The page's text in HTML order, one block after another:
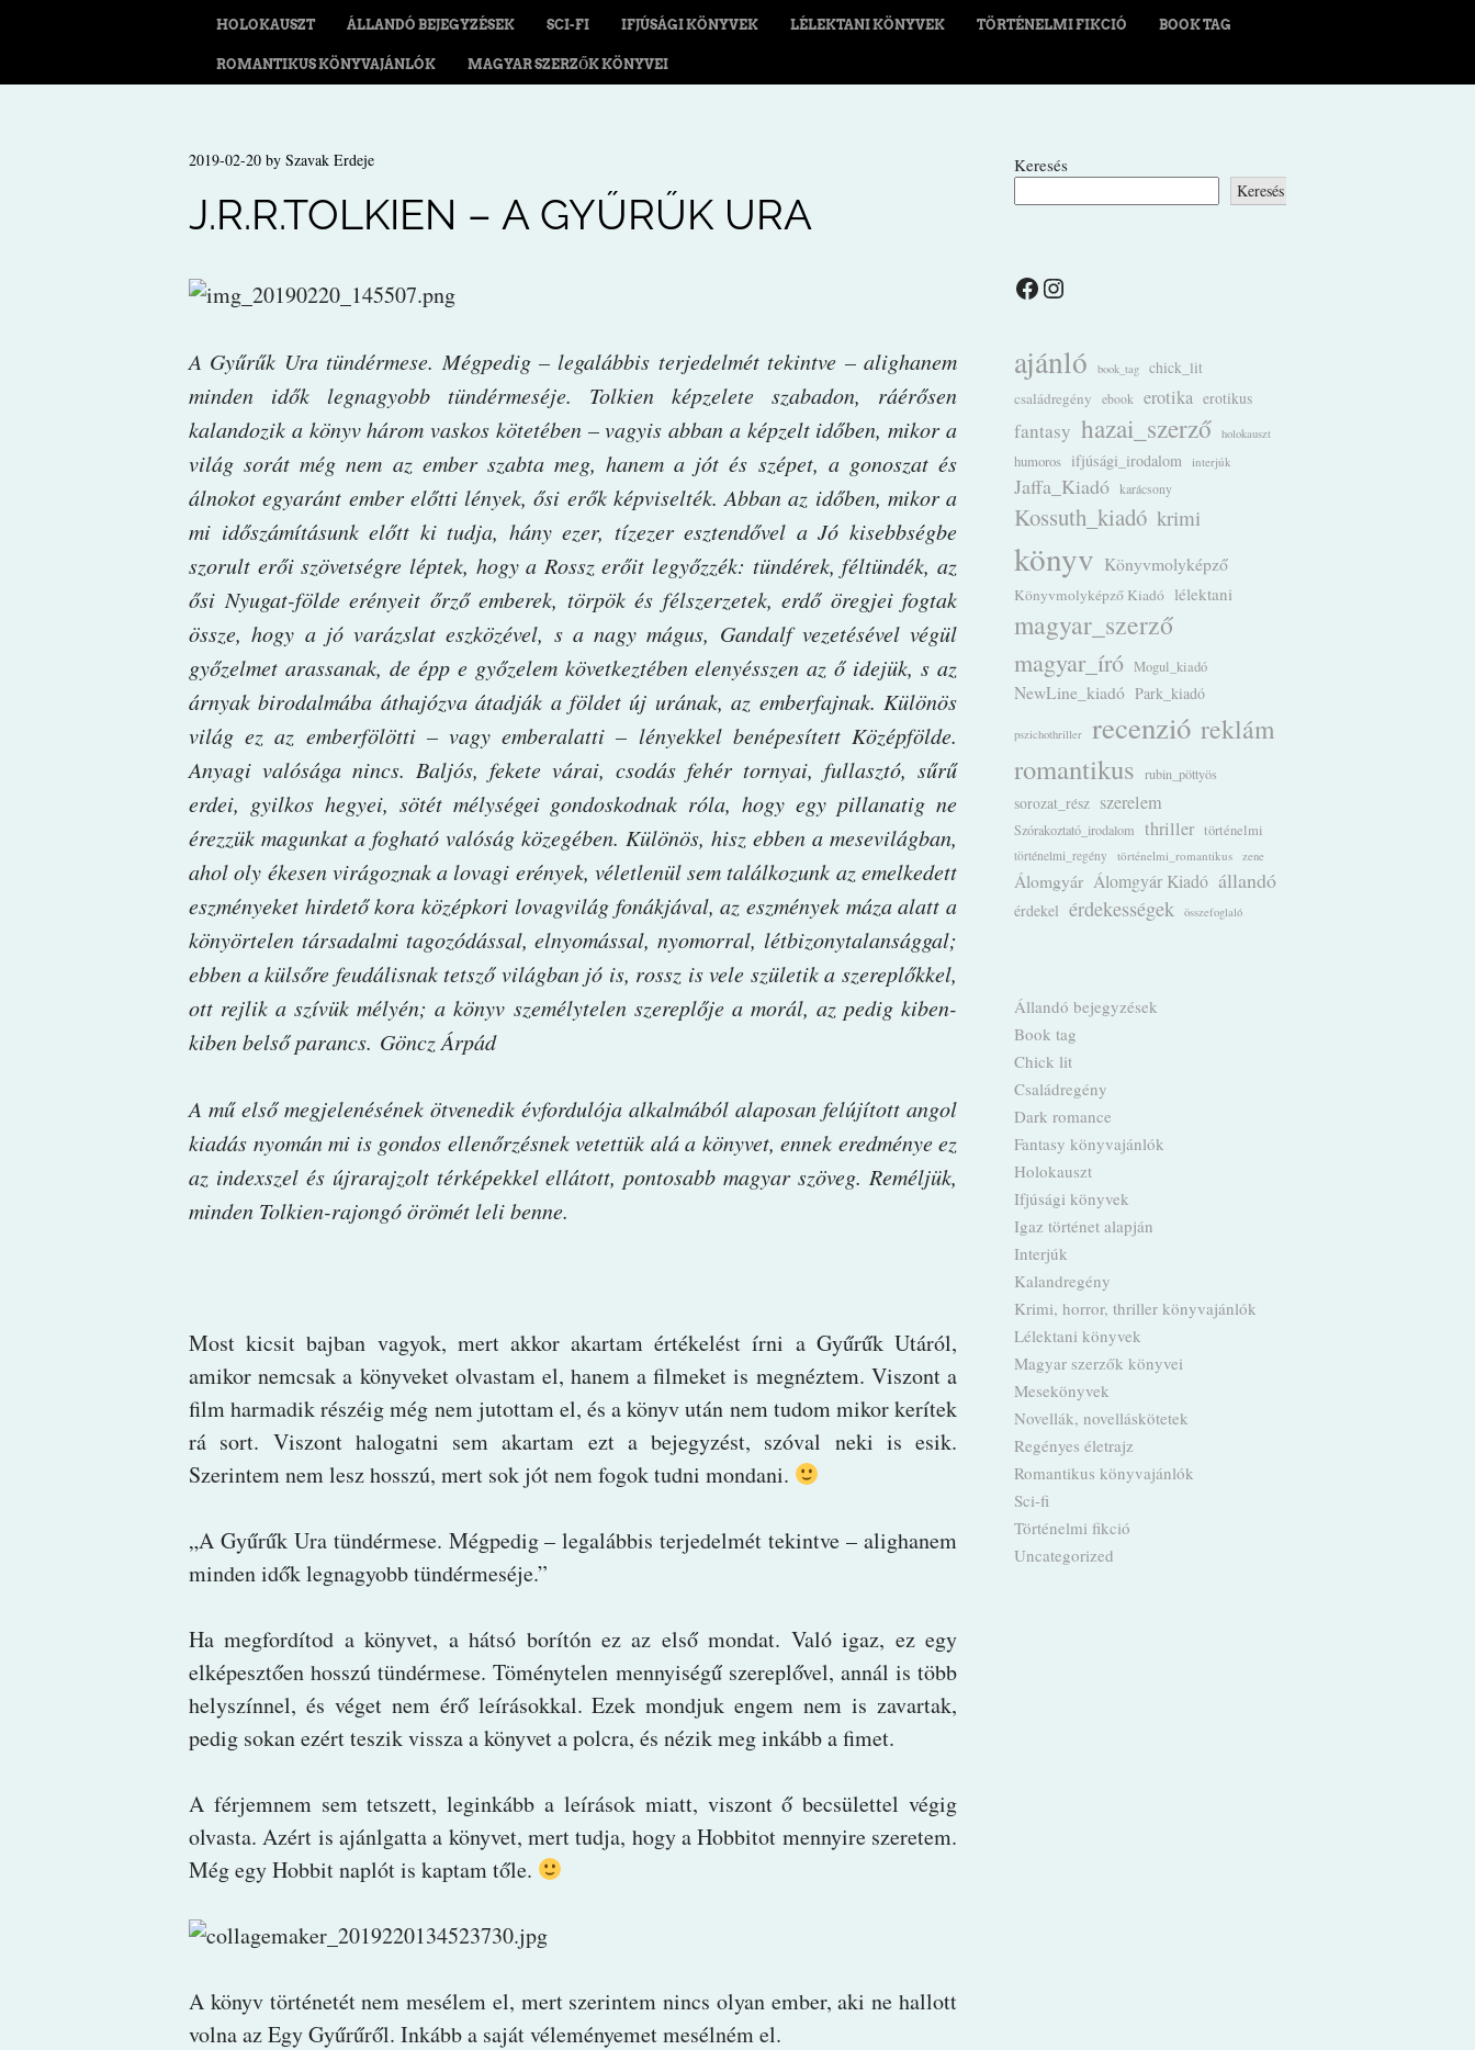
HOLOKAUSZT ÁLLANDÓ BEJEGYZÉSEK SCI-FI IFJÚSÁGI KÖNYVEK LÉLEKTANI KÖNYVEK TÖRTÉNELMI FIKCIÓ BOOK TAG
ROMANTIKUS KÖNYVAJÁNLÓK MAGYAR SZERZŐK KÖNYVEI
2019-02-20 by Szavak Erdeje
J.R.R.TOLKIEN – A GYŰRŰK URA
A ​Gyűrűk Ura tündérmese. Mégpedig – legalábbis terjedelmét tekintve – alighanem
minden idők legnagyobb tündérmeséje. Tolkien képzelete szabadon, ráérősen
kalandozik a könyv három vaskos kötetében – vagyis abban a képzelt időben, mikor a
világ sorát még nem az ember szabta meg, hanem a jót és szépet, a gonoszat és
álnokot egyaránt ember előtti lények, ősi erők képviselték. Abban az időben, mikor a
mi időszámításunk előtt ki tudja, hány ezer, tízezer esztendővel a Jó kisebbségbe
szorult erői szövetségre léptek, hogy a Rossz erőit legyőzzék: tündérek, féltündék, az
ősi Nyugat-földe erényeit őrző emberek, törpök és félszerzetek, erdő öregjei fogtak
össze, hogy a jó varázslat eszközével, s a nagy mágus, Gandalf vezetésével végül
győzelmet arassanak, de épp e győzelem következtében elenyésszen az ő idejük, s az
árnyak birodalmába áthajózva átadják a földet új urának, az emberfajnak. Különös
világ ez az emberfölötti – vagy emberalatti – lényekkel benépesített Középfölde.
Anyagi valósága nincs. Baljós, fekete várai, csodás fehér tornyai, fullasztó, sűrű
erdei, gyilkos hegyei, sötét mélységei gondoskodnak róla, hogy egy pillanatig ne
érezzük magunkat a fogható valóság közegében. Különös, hisz ebben a mesevilágban,
ahol oly ékesen virágoznak a lovagi erények, véletlenül sem találkozunk az emelkedett
eszményeket hirdető kora középkori lovagvilág fonákjával, az eszmények máza alatt a
könyörtelen társadalmi tagozódással, elnyomással, nyomorral, létbizonytalansággal;
ebben a külsőre feudálisnak tetsző világban jó is, rossz is vele születik a szereplőkkel,
ott rejlik a szívük mélyén; a könyv személytelen szereplője a morál, az pedig kiben-
kiben belső parancs. Göncz Árpád
A mű első megjelenésének ötvenedik évfordulója alkalmából alaposan felújított angol
kiadás nyomán mi is gondos ellenőrzésnek vetettük alá a könyvet, ennek eredménye ez
az indexszel és újrarajzolt térképekkel ellátott, pontosabb magyar szöveg. Reméljük,
minden Tolkien-rajongó örömét leli benne.
Most kicsit bajban vagyok, mert akkor akartam értékelést írni a Gyűrűk Utáról,
amikor nemcsak a könyveket olvastam el, hanem a filmeket is megnéztem. Viszont a
film harmadik részéig még nem jutottam el, és a könyv után nem tudom mikor kerítek
rá sort. Viszont halogatni sem akartam ezt a bejegyzést, szóval neki is esik.
Szerintem nem lesz hosszú, mert sok jót nem fogok tudni mondani.
„A ​Gyűrűk Ura tündérmese. Mégpedig – legalábbis terjedelmét tekintve – alighanem
minden idők legnagyobb tündérmeséje.”
Ha megfordítod a könyvet, a hátsó borítón ez az első mondat. Való igaz, ez egy
elképesztően hosszú tündérmese. Töménytelen mennyiségű szereplővel, annál is több
helyszínnel, és véget nem érő leírásokkal. Ezek mondjuk engem nem is zavartak,
pedig sokan ezért teszik vissza a könyvet a polcra, és nézik meg inkább a fimet.
A férjemnem sem tetszett, leginkább a leírások miatt, viszont ő becsülettel végig
olvasta. Azért is ajánlgatta a könyvet, mert tudja, hogy a Hobbitot mennyire szeretem.
Még egy Hobbit naplót is kaptam tőle.
A könyv történetét nem mesélem el, mert szerintem nincs olyan ember, aki ne hallott
volna az Egy Gyűrűről. Inkább a saját véleményemet mesélném el.
Keresés
Keresés
Facebook Instagram
ajánló book_tag
chick_lit
családregény
ebook erotika erotikus
fantasy hazai_szerző holokauszt
humoros ifjúsági_irodalom interjúk
Jaffa_Kiadó karácsony
Kossuth_kiadó krimi
könyv Könyvmolyképző
Könyvmolyképző Kiadó lélektani
magyar_szerző
magyar_író Mogul_kiadó
NewLine_kiadó Park_kiadó
pszichothriller recenzió reklám
romantikus rubin_pöttyös
sorozat_rész szerelem
Szórakoztató_irodalom thriller történelmi
történelmi_regény történelmi_romantikus zene
Álomgyár Álomgyár Kiadó állandó
érdekel érdekességek összefoglaló
Állandó bejegyzések
Book tag
Chick lit
Családregény
Dark romance
Fantasy könyvajánlók
Holokauszt
Ifjúsági könyvek
Igaz történet alapján
Interjúk
Kalandregény
Krimi, horror, thriller könyvajánlók
Lélektani könyvek
Magyar szerzők könyvei
Mesekönyvek
Novellák, novelláskötetek
Regényes életrajz
Romantikus könyvajánlók
Sci-fi
Történelmi fikció
Uncategorized